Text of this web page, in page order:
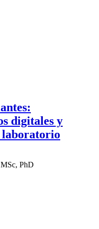
digitales y
laboratorio
PhD